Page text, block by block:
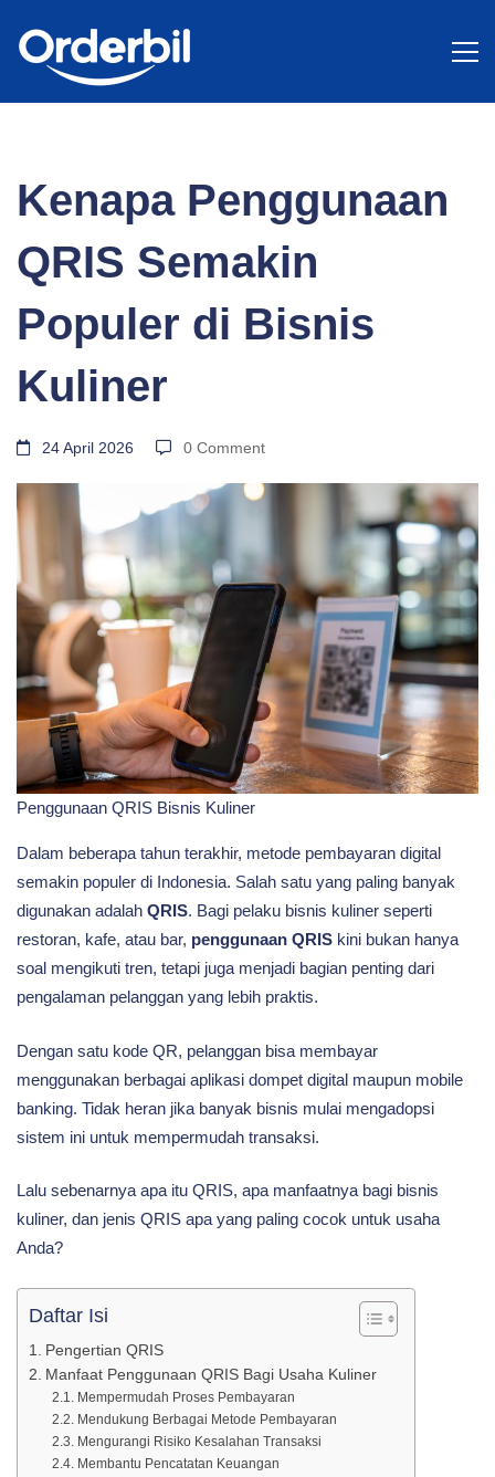
Kenapa
Penggunaan
QRIS
Semakin
Populer
di
Bisnis
Kuliner
Kenapa Penggunaan
QRIS Semakin
Populer di Bisnis
Kuliner
24 April 2026 0 Comment
Penggunaan QRIS Bisnis Kuliner
Dalam beberapa tahun terakhir, metode pembayaran digital
semakin populer di Indonesia. Salah satu yang paling banyak
digunakan adalah QRIS. Bagi pelaku bisnis kuliner seperti
restoran, kafe, atau bar, penggunaan QRIS kini bukan hanya
soal mengikuti tren, tetapi juga menjadi bagian penting dari
pengalaman pelanggan yang lebih praktis.
Dengan satu kode QR, pelanggan bisa membayar
menggunakan berbagai aplikasi dompet digital maupun mobile
banking. Tidak heran jika banyak bisnis mulai mengadopsi
sistem ini untuk mempermudah transaksi.
Lalu sebenarnya apa itu QRIS, apa manfaatnya bagi bisnis
kuliner, dan jenis QRIS apa yang paling cocok untuk usaha
Anda?
Daftar Isi
Pengertian QRIS
Manfaat Penggunaan QRIS Bagi Usaha Kuliner
Mempermudah Proses Pembayaran
Mendukung Berbagai Metode Pembayaran
Mengurangi Risiko Kesalahan Transaksi
Membantu Pencatatan Keuangan